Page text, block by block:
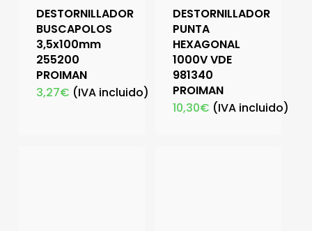
DESTORNILLADOR
BUSCAPOLOS
3,5x100mm
255200
PROIMAN
3,27€ (IVA incluido)
DESTORNILLADOR
PUNTA
HEXAGONAL
1000V VDE
981340
PROIMAN
10,30€ (IVA incluido)